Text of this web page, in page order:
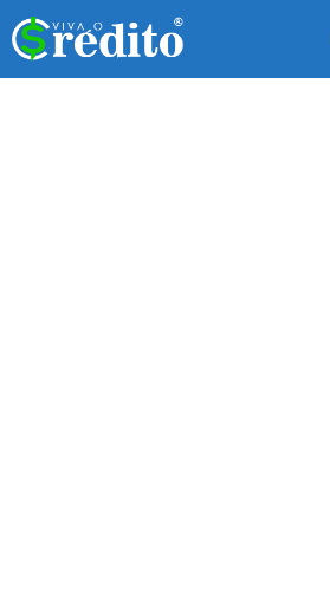
para
o